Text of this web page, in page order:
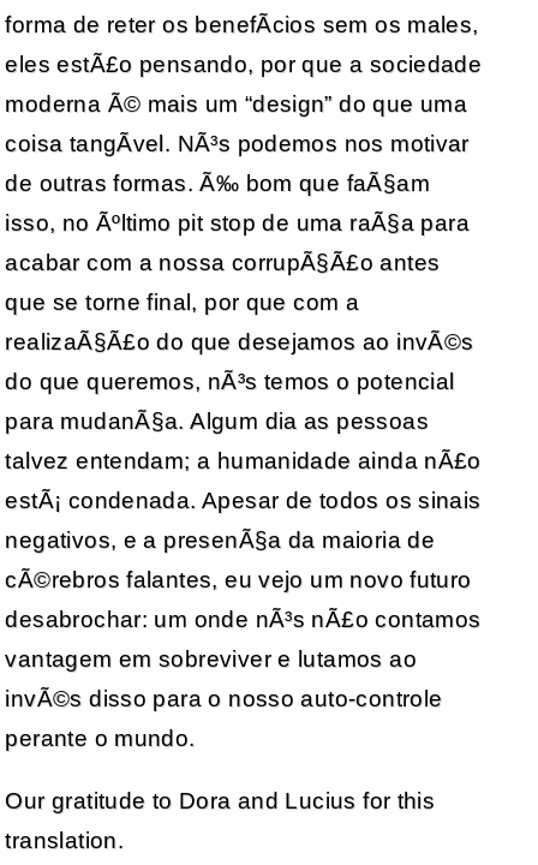
forma de reter os benefÃ­cios sem os males,
eles estÃ£o pensando, por que a sociedade
moderna Ã© mais um “design” do que uma
coisa tangÃ­vel. NÃ³s podemos nos motivar
de outras formas. Ã‰ bom que faÃ§am
isso, no Ãºltimo pit stop de uma raÃ§a para
acabar com a nossa corrupÃ§Ã£o antes
que se torne final, por que com a
realizaÃ§Ã£o do que desejamos ao invÃ©s
do que queremos, nÃ³s temos o potencial
para mudanÃ§a. Algum dia as pessoas
talvez entendam; a humanidade ainda nÃ£o
estÃ¡ condenada. Apesar de todos os sinais
negativos, e a presenÃ§a da maioria de
cÃ©rebros falantes, eu vejo um novo futuro
desabrochar: um onde nÃ³s nÃ£o contamos
vantagem em sobreviver e lutamos ao
invÃ©s disso para o nosso auto-controle
perante o mundo.
Our gratitude to Dora and Lucius for this
translation.